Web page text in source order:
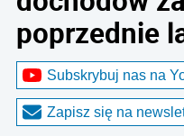
poprzednie
Subskrybuj nas na
Zapisz się na